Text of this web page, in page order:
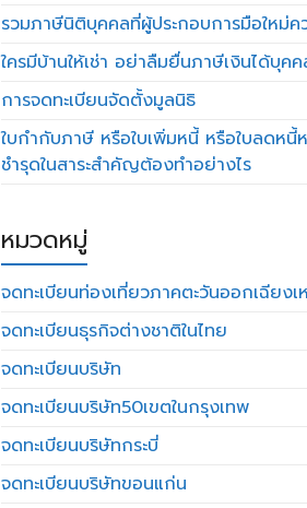
รวมภาษีนิติบุคคลที่ผู้ประกอบการมือใหม่ค
ใครมีบ้านให้เช่า อย่าลืมยื่นภาษีเงินได้บุค
การจดทะเบียนจัดตั้งมูลนิธิ
ใบกำกับภาษี หรือใบเพิ่มหนี้ หรือใบลดห
ชำรุดในสาระสำคัญต้องทำอย่างไร
หมวดหมู่
จดทะเบียนท่องเที่ยวภาคตะวันออกเฉียงเ
จดทะเบียนธุรกิจต่างชาติในไทย
จดทะเบียนบริษัท
จดทะเบียนบริษัท50เขตในกรุงเทพ
จดทะเบียนบริษัทกระบี่
จดทะเบียนบริษัทขอนแก่น